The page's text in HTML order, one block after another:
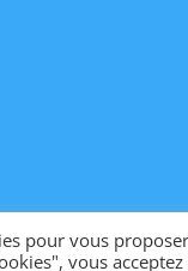
pour vous
vous